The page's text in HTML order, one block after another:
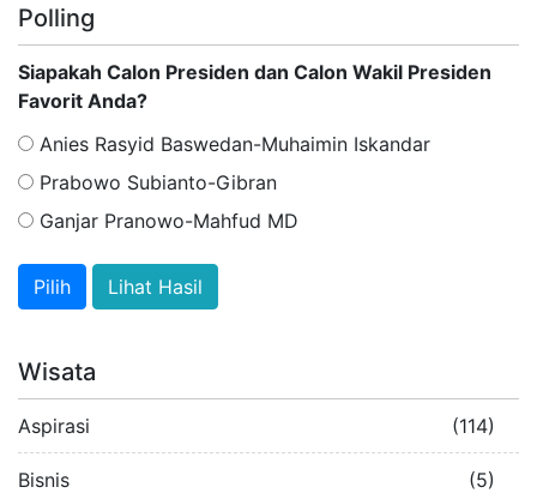
Polling
Siapakah Calon Presiden dan Calon Wakil Presiden
Favorit Anda?
Anies Rasyid Baswedan-Muhaimin Iskandar
Prabowo Subianto-Gibran
Ganjar Pranowo-Mahfud MD
Lihat Hasil
Wisata
Aspirasi (114)
Bisnis (5)